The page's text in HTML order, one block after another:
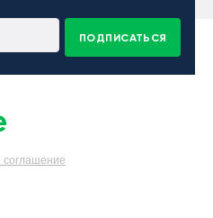
ПОДПИСАТЬСЯ
соглашение